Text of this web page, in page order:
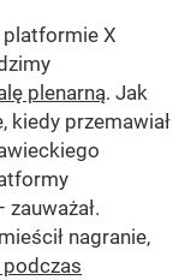
platformie X
plenarną. Jak
kiedy przemawiał
nagranie,
podczas